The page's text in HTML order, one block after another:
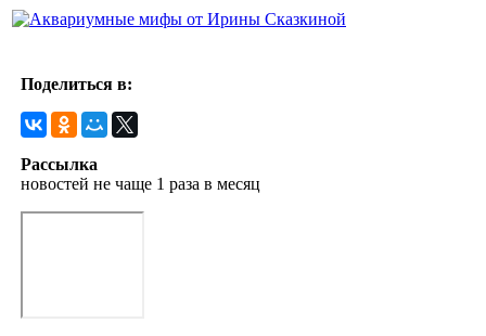
Поделиться в:
Рассылка
новостей не чаще 1 раза в месяц